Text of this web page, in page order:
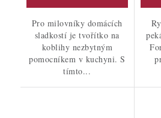
Pro milovníky domácích
sladkostí je tvořítko na
koblihy nezbytným
pomocníkem v kuchyni. S
tímto...